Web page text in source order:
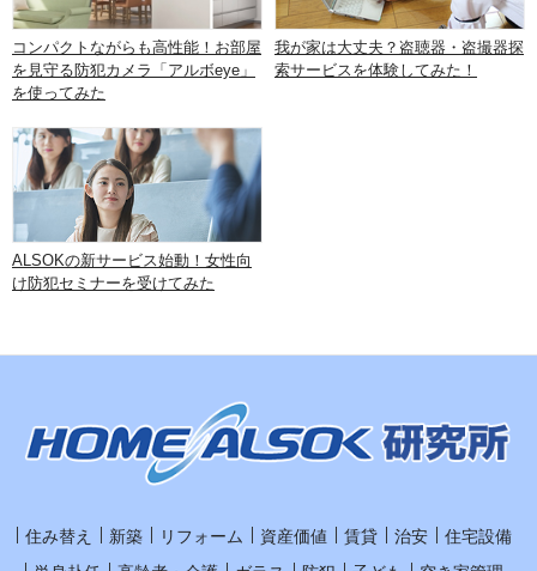
コンパクトながらも高性能！お部屋
を見守る防犯カメラ「アルボeye」
を使ってみた
我が家は大丈夫？盗聴器・盗撮器探
索サービスを体験してみた！
ALSOKの新サービス始動！女性向
け防犯セミナーを受けてみた
住み替え 新築 リフォーム 資産価値 賃貸 治安
住宅設備